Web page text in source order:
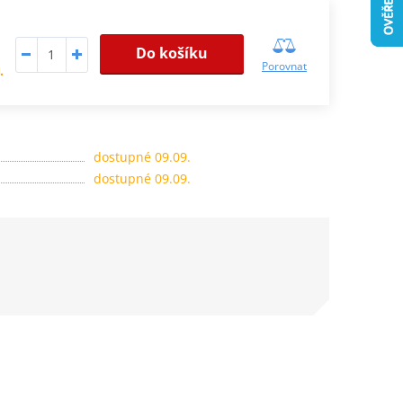
Do košíku
Porovnat
dostupné 09.09.
dostupné 09.09.